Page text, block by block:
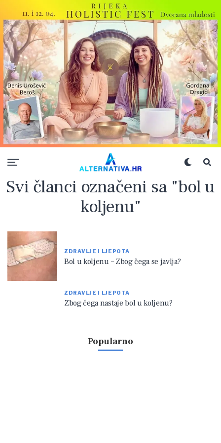
Svi članci označeni sa "bol u
koljenu"
ZDRAVLJE I LJEPOTA
Bol u koljenu – Zbog čega se javlja?
ZDRAVLJE I LJEPOTA
Zbog čega nastaje bol u koljenu?
Popularno